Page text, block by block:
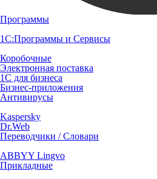
Программы
1С:Программы и Сервисы
Коробочные
Электронная поставка
1С для бизнеса
Бизнес-приложения
Антивирусы
Kaspersky
Dr.Web
Переводчики / Словари
ABBYY Lingvo
Прикладные